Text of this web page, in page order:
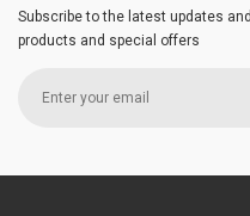
Subscribe to the latest updates
products and special offers